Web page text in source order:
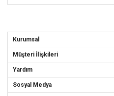
Kurumsal
Müşteri İlişkileri
Yardım
Sosyal Medya